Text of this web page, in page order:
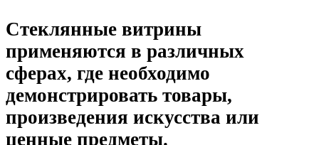
Стеклянные витрины
применяются в различных
сферах, где необходимо
демонстрировать товары,
произведения искусства или
ценные предметы.